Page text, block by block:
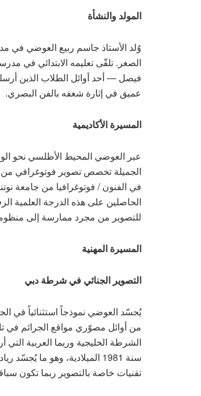
المولد والنشأة
الصغر. تلقّى تعليمه الابتدائي في
عميق في إثارة شغفه بالفن البصري.
المسيرة الأكاديمية
الجميلة تخصص تصوير فوتوغرافي من
الحاصلين على هذه الدرجة العلمية
للتصوير من مجرد ممارسة إلى
المسيرة المهنية
التصوير الجنائي في شرطة دبي
يُجسّد العوضي نموذجاً استثنائياً في
من أوائل مصوّري مواقع الجرائم في
الشرطة الخليجية وربما العربية التي
سنة 1981 الميلادية، وهو
تقنيات خاصة بالتصوير ربما تكون